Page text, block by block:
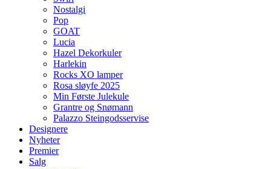
Nostalgi
Pop
GOAT
Lucia
Hazel Dekorkuler
Harlekin
Rocks XO lamper
Rosa sløyfe 2025
Min Første Julekule
Grantre og Snømann
Palazzo Steingodsservise
Designere
Nyheter
Premier
Salg